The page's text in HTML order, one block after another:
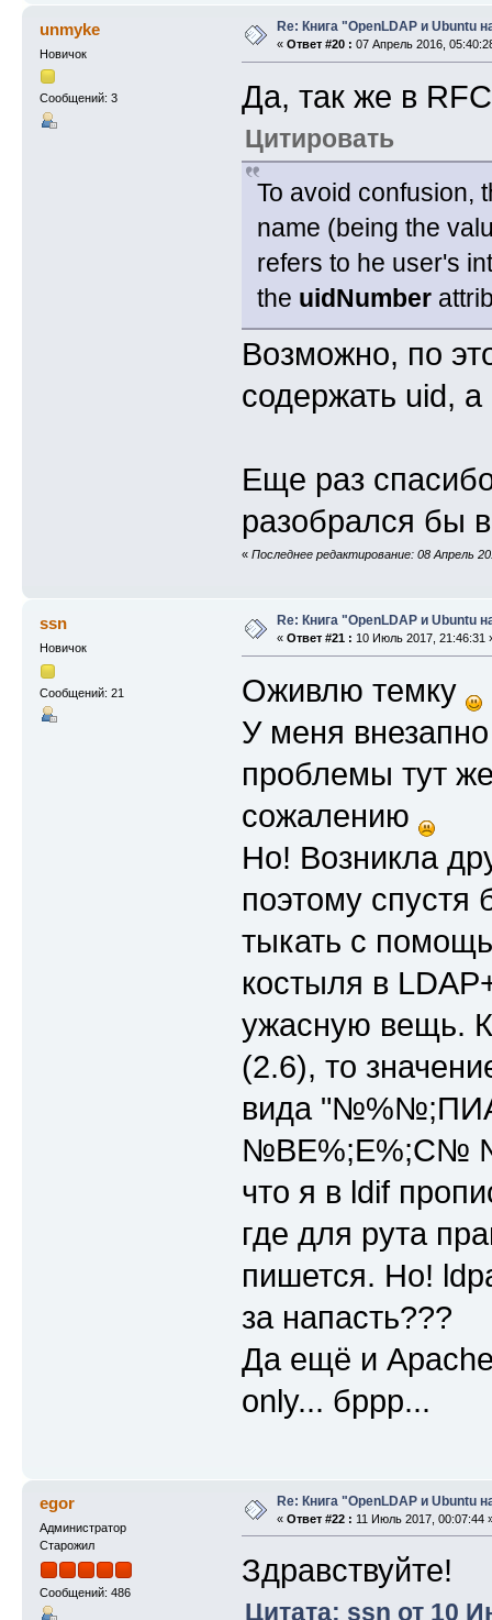
unmyke
Новичок
Сообщений: 3
Re: Книга "OpenLDAP и Ubuntu
« Ответ #20 : 07 Апрель 2016,
Да, так же в
Цитировать
To avoid confusion,
name (being the
refers to he user's
the uidNumber
Возможно, по
содержать uid,
Еще раз
разобрался бы
« Последнее редактирование: 08 Апрель
ssn
Новичок
Сообщений: 21
Re: Книга "OpenLDAP и Ubuntu
« Ответ #21 : 10 Июль 2017, 21:46:31
Оживлю темку
У меня
проблемы тут
сожалению
Но! Возникла
поэтому спустя
тыкать с
костыля в
ужасную вещь.
(2.6), то
вида
№ВЕ%;Е%;С№ №
что я в ldif
где для рута
пишется. Но!
за напасть???
Да ещё и
only... бррр...
egor
Администратор
Старожил
Сообщений: 486
Re: Книга "OpenLDAP и Ubuntu
« Ответ #22 : 11 Июль 2017, 00:07:44
Здравствуйте!
Цитата: ssn от 10